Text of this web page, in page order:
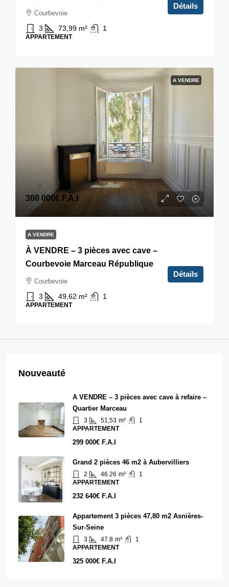
Courbevoie
3 73,99 m² 1
APPARTEMENT
Détails
A VENDRE
300 000€ F.A.I
A VENDRE
À VENDRE – 3 pièces avec cave –
Courbevoie Marceau République
Courbevoie
3 49,62 m² 1
APPARTEMENT
Détails
Nouveauté
A VENDRE – 3 pièces avec cave à refaire –
Quartier Marceau
3 51,53 m²
1
APPARTEMENT
299 000€ F.A.I
Grand 2 pièces 46 m2 à Aubervilliers
2 46.26 m²
1
APPARTEMENT
232 640€ F.A.I
Appartement 3 pièces 47,80 m2 Asnières-
Sur-Seine
3 47.8 m²
1
APPARTEMENT
325 000€ F.A.I